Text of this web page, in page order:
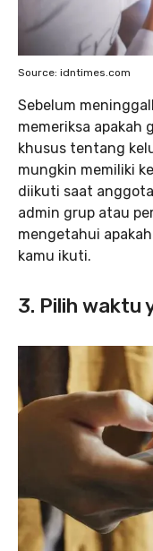
Source: idntimes.com
Sebelum
memeriksa apakah
khusus tentang
mungkin memiliki
diikuti saat
admin grup atau
mengetahui
kamu ikuti.
3. Pilih waktu